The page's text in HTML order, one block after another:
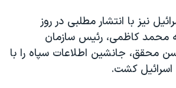
نیز با انتشار مطلبی در روز
محمد کاظمی، رئیس سازمان
محقق، جانشین اطلاعات سپاه را با
کشت.